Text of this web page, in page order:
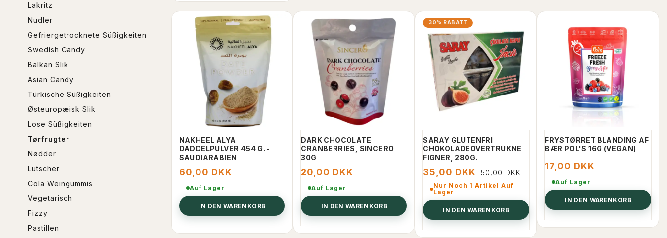
Lakritz
Nudler
Gefriergetrocknete Süßigkeiten
Swedish Candy
Balkan Slik
Asian Candy
Türkische Süßigkeiten
Østeuropæisk Slik
Lose Süßigkeiten
Tørfrugter
Nødder
Lutscher
Cola Weingummis
Vegetarisch
Fizzy
Pastillen
NAKHEEL ALYA
DADDELPULVER 454 G. -
SAUDIARABIEN
60,00 DKK
Auf Lager
IN DEN WARENKORB
DARK CHOCOLATE
CRANBERRIES, SINCERO
30G
20,00 DKK
Auf Lager
IN DEN WARENKORB
30% RABATT
SARAY GLUTENFRI
CHOKOLADEOVERTRUKNE
FIGNER, 280G.
35,00 DKK 50,00 DKK
Nur Noch 1 Artikel Auf
Lager
IN DEN WARENKORB
FRYSTØRRET BLANDING AF
BÆR POL'S 16G (VEGAN)
17,00 DKK
Auf Lager
IN DEN WARENKORB